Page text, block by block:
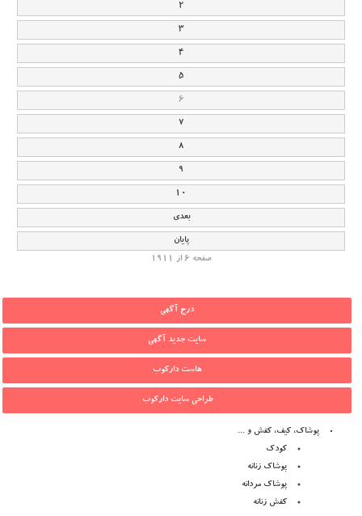
2
3
4
5
6
7
8
9
10
بعدی
پایان
صفحه 6 از 1911
درج آگهی
سایت جدید آگهی
هاست دارکوب
طراحی سایت دارکوب
پوشاک، کیف، کفش و ...
کودک
پوشاک زنانه
پوشاک مردانه
کفش زنانه